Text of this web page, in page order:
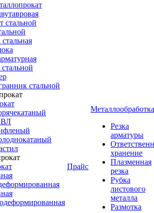
стальной
стальной
Прайс
Металлообработка
Резка
арматуры
хранение
Плазменная
резка
Рубка
листового
металла
Размотка